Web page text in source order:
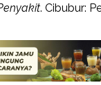
. Cibubur: